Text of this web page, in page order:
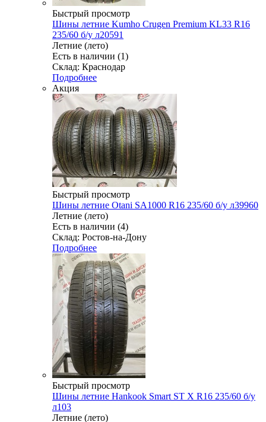
Быстрый просмотр
Шины летние Kumho Crugen Premium KL33 R16
235/60 б/у л20591
Летние (лето)
Есть в наличии (1)
Склад: Краснодар
Подробнее
Акция
Быстрый просмотр
Шины летние Otani SA1000 R16 235/60 б/у л39960
Летние (лето)
Есть в наличии (4)
Склад: Ростов-на-Дону
Подробнее
Быстрый просмотр
Шины летние Hankook Smart ST X R16 235/60 б/у
л103
Летние (лето)